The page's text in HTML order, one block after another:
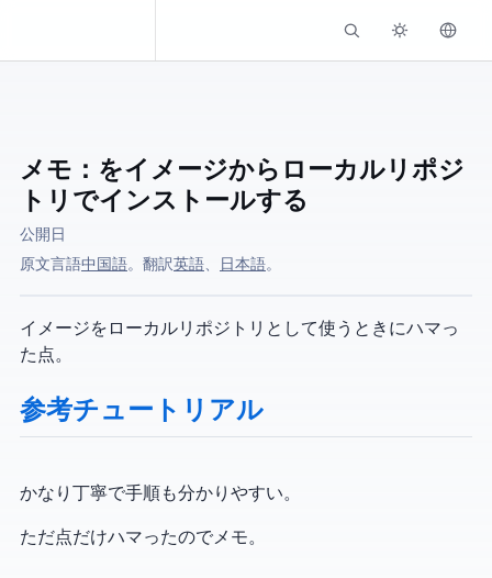
メモ：CentOS を ISO イメージからローカルリポジ
トリでインストールする
公開日
原文言語:中国語。 AI翻訳:英語、 日本語。
ISO イメージをローカルリポジトリとして使うときにハマっ
た点。
参考チュートリアル
かなり丁寧で手順も分かりやすい。
ただ1点だけハマったのでメモ。